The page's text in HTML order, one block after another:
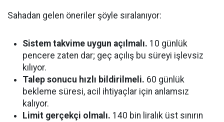
Sahadan gelen öneriler şöyle sıralanıyor:
Sistem takvime uygun açılmalı. 10 günlük
pencere zaten dar; geç açılış bu süreyi işlevsiz
kılıyor.
Talep sonucu hızlı bildirilmeli. 60 günlük
bekleme süresi, acil ihtiyaçlar için anlamsız
kalıyor.
Limit gerçekçi olmalı. 140 bin liralık üst sınırın